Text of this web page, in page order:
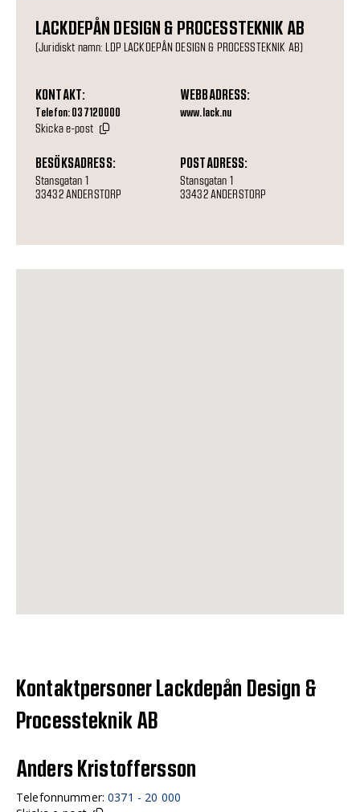
LACKDEPÅN DESIGN & PROCESSTEKNIK AB
(Juridiskt namn: LDP LACKDEPÅN DESIGN & PROCESSTEKNIK AB)
KONTAKT:
Telefon: 037120000
Skicka e-post
WEBBADRESS:
www.lack.nu
BESÖKSADRESS:
Stansgatan 1
33432 ANDERSTORP
POSTADRESS:
Stansgatan 1
33432 ANDERSTORP
Kontaktpersoner Lackdepån Design &
Processteknik AB
Anders Kristoffersson
Telefonnummer:0371 - 20 000